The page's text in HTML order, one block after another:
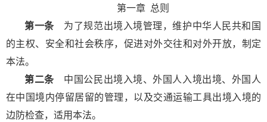
第一章 总则
第一条为了规范出境入境管理，维护中华人民共和国
的主权、安全和社会秩序，促进对外交往和对外开放，制定
本法。
第二条中国公民出境入境、外国人入境出境、外国人
在中国境内停留居留的管理，以及交通运输工具出境入境的
边防检查，适用本法。